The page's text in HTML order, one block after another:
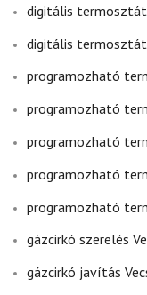
digitális
digitális
programozható
programozható
programozható
programozható
programozható
gázcirkó szerelés
gázcirkó javítás